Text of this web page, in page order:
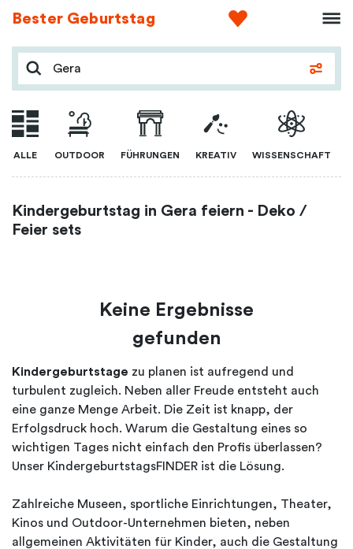
Bester Geburtstag
ALLE OUTDOOR FÜHRUNGEN KREATIV WISSENSCHAFT
Kindergeburtstag in Gera feiern - Deko /
Feier sets
Keine Ergebnisse
gefunden
Kindergeburtstage zu planen ist aufregend und
turbulent zugleich. Neben aller Freude entsteht auch
eine ganze Menge Arbeit. Die Zeit ist knapp, der
Erfolgsdruck hoch. Warum die Gestaltung eines so
wichtigen Tages nicht einfach den Profis überlassen?
Unser KindergeburtstagsFINDER ist die Lösung.
Zahlreiche Museen, sportliche Einrichtungen, Theater,
Kinos und Outdoor-Unternehmen bieten, neben
allgemeinen Aktivitäten für Kinder, auch die Gestaltung